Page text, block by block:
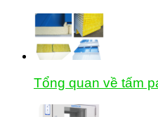
Tổng quan về tấm